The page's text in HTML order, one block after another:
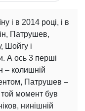
і в 2014 році, і в
Патрушев,
Шойгу і
А ось 3 перші
– колишній
Патрушев –
момент був
нинішній